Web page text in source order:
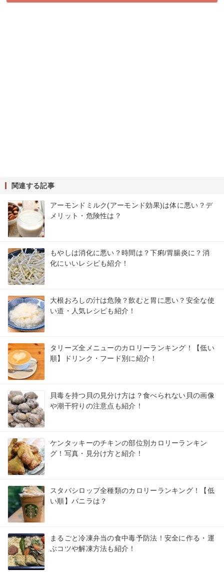
関連する記事
アーモンドミルク(アーモンド効果)は体に悪い？デ
メリット・危険性は？
もやしは消化に悪い？時間は？下痢/胃腸炎に？消
化にいいレシピも紹介！
大根おろしの汁は危険？飲むと胃に悪い？安全な使
い道・人気レシピも紹介！
タリーズ全メニューのカロリーランキング！【低い
順】ドリンク・フード別に紹介！
貝毒を持つ貝の見分け方は？食べられない貝の画像
や潮干狩りの注意点も紹介！
ケンタッキーのチキンの部位別カロリーランキン
グ！写真・見分け方と紹介！
スタバシロップ全種類のカロリーランキング！【低
い順】バニラは？
まるごと冷凍弁当の食中毒予防法！安全に作る・運
ぶコツや解凍方法も紹介！